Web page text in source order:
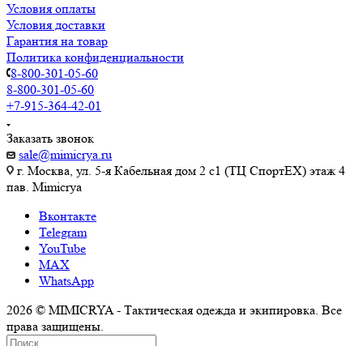
Условия оплаты
Условия доставки
Гарантия на товар
Политика конфиденциальности
8-800-301-05-60
8-800-301-05-60
+7-915-364-42-01
Заказать звонок
sale@mimicrya.ru
г. Москва, ул. 5-я Кабельная дом 2 с1 (ТЦ СпортEX) этаж 4
пав. Mimicrya
Вконтакте
Telegram
YouTube
MAX
WhatsApp
2026 © MIMICRYA - Тактическая одежда и экипировка. Все
права защищены.